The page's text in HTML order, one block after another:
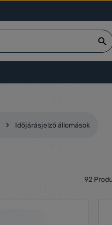
Időjárásjelző állomások
92